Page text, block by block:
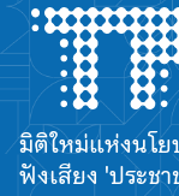
มิติใหม่แห่งนโย
ฟังเสียง 'ประช